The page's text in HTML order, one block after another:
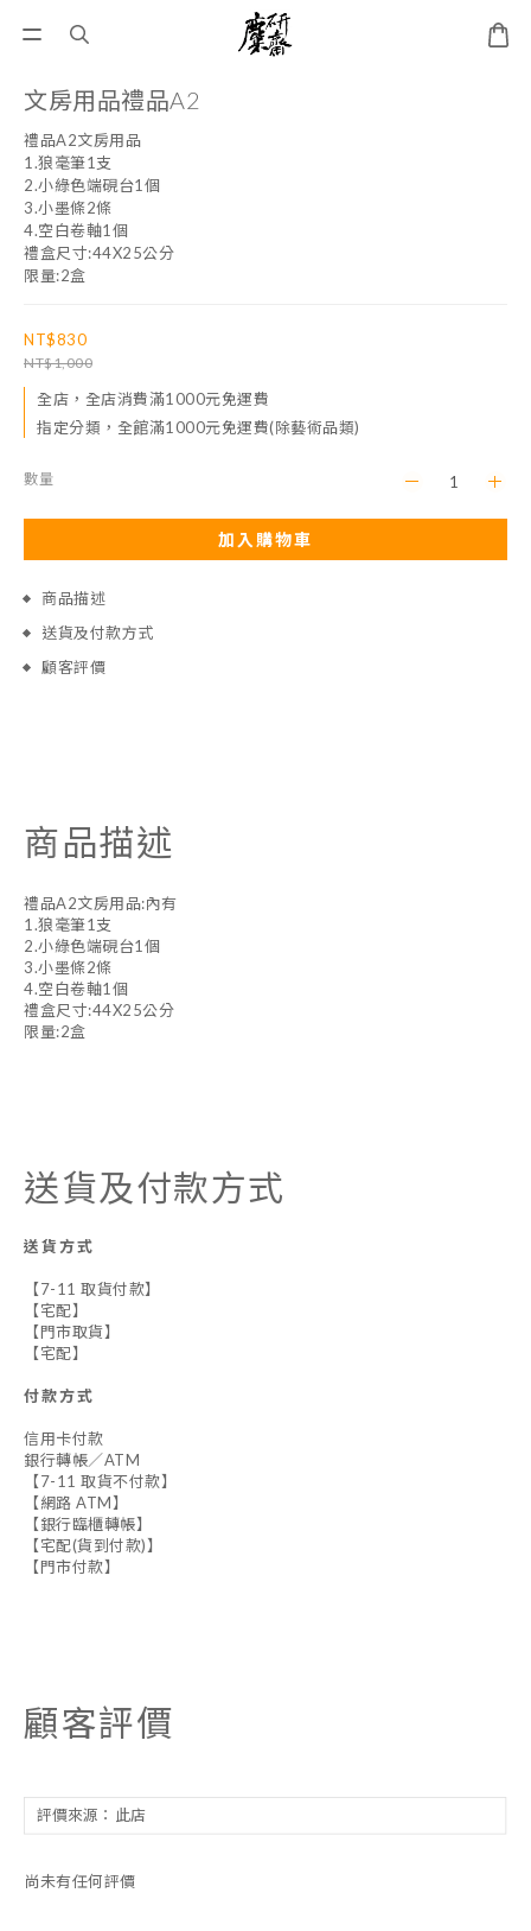
文房用品禮品A2
禮品A2文房用品
1.狼毫筆1支
2.小綠色端硯台1個
3.小墨條2條
4.空白卷軸1個
禮盒尺寸:44X25公分
限量:2盒
NT$830
NT$1,000
全店，全店消費滿1000元免運費
指定分類，全館滿1000元免運費(除藝術品類)
數量
加入購物車
商品描述
送貨及付款方式
顧客評價
商品描述
禮品A2文房用品:內有
1.狼毫筆1支
2.小綠色端硯台1個
3.小墨條2條
4.空白卷軸1個
禮盒尺寸:44X25公分
限量:2盒
送貨及付款方式
送貨方式
【7-11 取貨付款】
【宅配】
【門市取貨】
【宅配】
付款方式
信用卡付款
銀行轉帳／ATM
【7-11 取貨不付款】
【網路 ATM】
【銀行臨櫃轉帳】
【宅配(貨到付款)】
【門市付款】
顧客評價
尚未有任何評價